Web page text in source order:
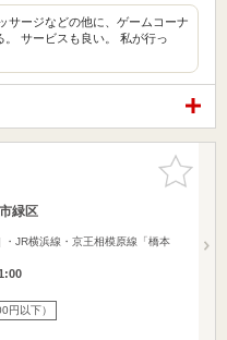
サージなどの他に、ゲームコーナ
サービスも良い。 私が行っ
お気に入
りに追加
緑区
・JR横浜線・京王相模原線「橋本
円以下）